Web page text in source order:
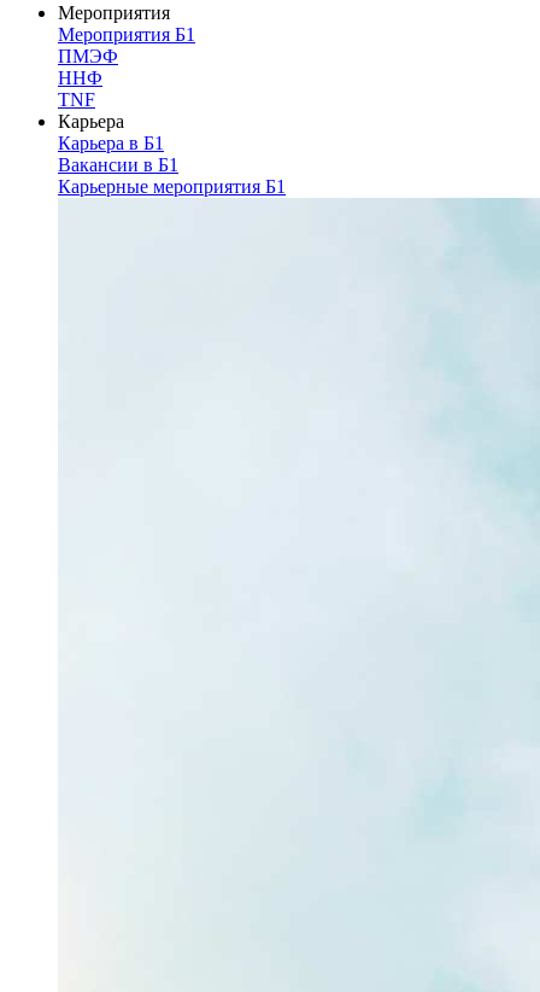
Мероприятия
Мероприятия Б1
ПМЭФ
ННФ
TNF
Карьера
Карьера в Б1
Вакансии в Б1
Карьерные мероприятия Б1